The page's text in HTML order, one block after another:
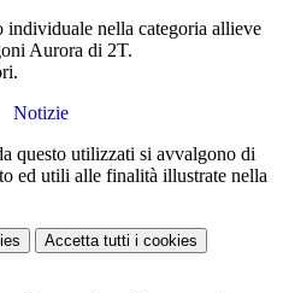
individuale nella categoria allieve
Aurora di 2T.
Notizie
questo utilizzati si avvalgono di
ed utili alle finalità illustrate nella
Accetta tutti i cookies